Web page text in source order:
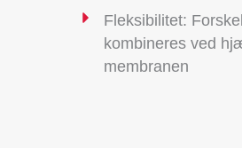
Fleksibilitet:
kombineres ved
membranen